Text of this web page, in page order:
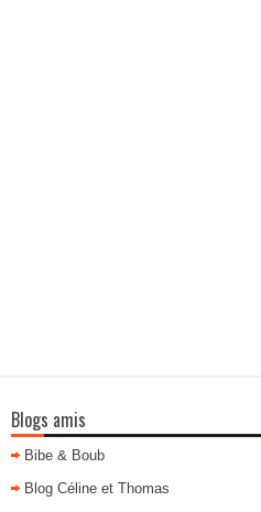
Blogs amis
Bibe & Boub
Blog Céline et Thomas